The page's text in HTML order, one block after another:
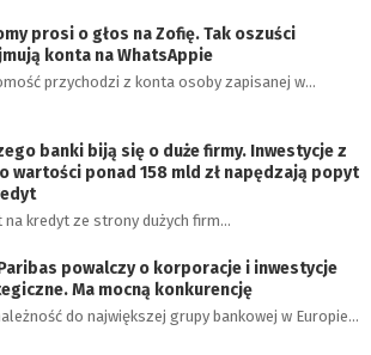
prosi o głos na Zofię. Tak oszuści
konta na WhatsAppie
przychodzi z konta osoby zapisanej w…
banki biją się o duże firmy. Inwestycje z
wartości ponad 158 mld zł napędzają popyt
na kredyt ze strony dużych firm…
powalczy o korporacje i inwestycje
Ma mocną konkurencję
do największej grupy bankowej w Europie…